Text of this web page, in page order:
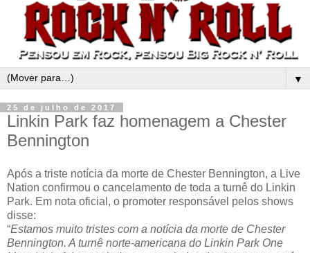
▼
25 de julho de 2017
Linkin Park faz homenagem a Chester
Bennington
Após a triste notícia da morte de Chester Bennington, a Live
Nation confirmou o cancelamento de toda a turnê do Linkin
Park. Em nota oficial, o promoter responsável pelos shows
disse:
“Estamos muito tristes com a notícia da morte de Chester
Bennington. A turnê norte-americana do Linkin Park One